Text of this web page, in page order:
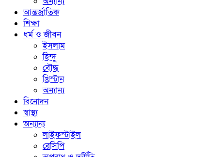
আন্তর্জাতিক
শিক্ষা
ধর্ম ও জীবন
ইসলাম
হিন্দু
বৌদ্ধ
খ্রিস্টান
অন্যান্য
বিনোদন
স্বাস্থ্য
অন্যান্য
লাইফস্টাইল
রেসিপি